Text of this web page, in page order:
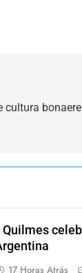
Quilmes
17 Horas Atrás